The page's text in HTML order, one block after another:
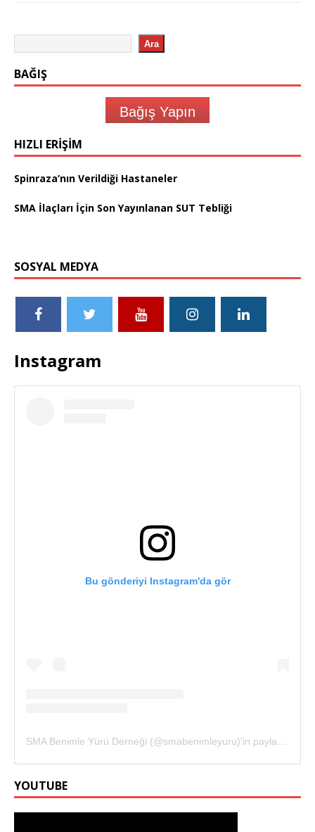
Ara
BAĞIŞ
Bağış Yapın
HIZLI ERIŞIM
Spinraza’nın Verildiği Hastaneler
SMA İlaçları İçin Son Yayınlanan SUT Tebliği
SOSYAL MEDYA
Instagram
Bu gönderiyi Instagram'da gör
SMA Benimle Yürü Derneği (@smabenimleyuru)'in paylaştığı bir gönderi
YOUTUBE